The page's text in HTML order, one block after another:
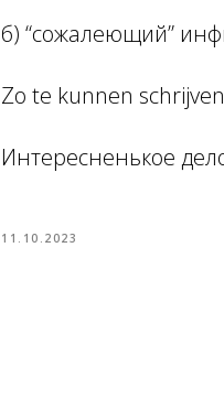
б) “сожалеющий”
Zo te kunnen
Интересненькое
11.10.2023